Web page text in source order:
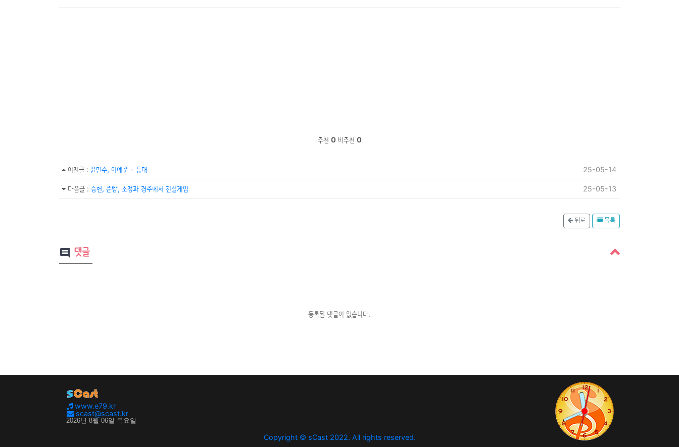
추천 0 비추천 0
이전글 : 윤민수, 이예준 - 등대 25-05-14
다음글 : 승헌, 준빵, 소정과 경주에서 진실게임 25-05-13
뒤로 목록
comment 댓글
등록된 댓글이 없습니다.
www.e79.kr
scast@scast.kr
Copyright © sCast 2022. All rights reserved.